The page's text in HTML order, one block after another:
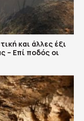
και άλλες έξι
– Επί ποδός οι